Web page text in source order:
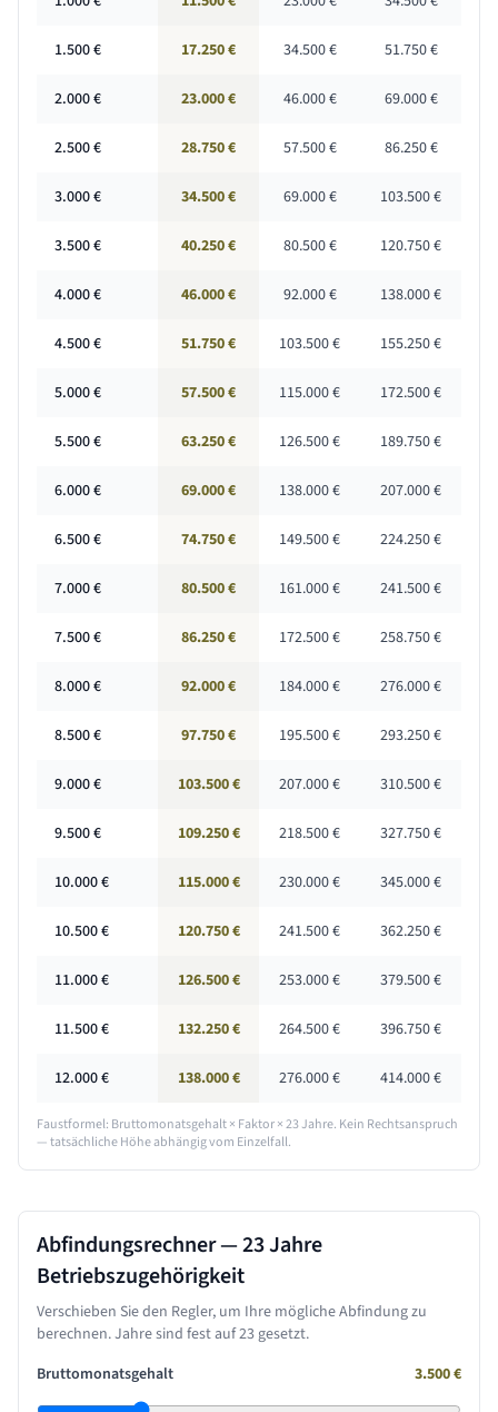
1.500€ 17.250 € 34.500 € 51.750 €
2.000€ 23.000 € 46.000 € 69.000 €
2.500€ 28.750 € 57.500 € 86.250 €
3.000€ 34.500 € 69.000 € 103.500 €
3.500€ 40.250 € 80.500 € 120.750 €
4.000€ 46.000 € 92.000 € 138.000 €
4.500€ 51.750 € 103.500 € 155.250 €
5.000€ 57.500 € 115.000 € 172.500 €
5.500€ 63.250 € 126.500 € 189.750 €
6.000€ 69.000 € 138.000 € 207.000 €
6.500€ 74.750 € 149.500 € 224.250 €
7.000€ 80.500 € 161.000 € 241.500 €
7.500€ 86.250 € 172.500 € 258.750 €
8.000€ 92.000 € 184.000 € 276.000 €
8.500€ 97.750 € 195.500 € 293.250 €
9.000€ 103.500 € 207.000 € 310.500 €
9.500€ 109.250 € 218.500 € 327.750 €
10.000€ 115.000 € 230.000 € 345.000 €
10.500€ 120.750 € 241.500 € 362.250 €
11.000€ 126.500 € 253.000 € 379.500 €
11.500€ 132.250 € 264.500 € 396.750 €
12.000€ 138.000 € 276.000 € 414.000 €
Faustformel: Bruttomonatsgehalt × Faktor ×23 Jahre. Kein Rechtsanspruch
— tatsächliche Höhe abhängig vom Einzelfall.
Abfindungsrechner —23 Jahre
Betriebszugehörigkeit
Verschieben Sie den Regler, um Ihre mögliche Abfindung zu
berechnen. Jahre sind fest auf23gesetzt.
Bruttomonatsgehalt
3.500€